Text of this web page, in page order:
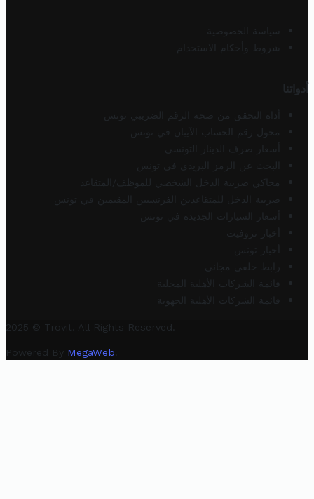
سياسة الخصوصية
شروط وأحكام الاستخدام
أدواتنا
أداة التحقق من صحة الرقم الضريبي تونس
محول رقم الحساب الآيبان في تونس
أسعار صرف الدينار التونسي
البحث عن الرمز البريدي في تونس
محاكي ضريبة الدخل الشخصي للموظف/المتقاعد
ضريبة الدخل للمتقاعدين الفرنسيين المقيمين في تونس
أسعار السيارات الجديدة في تونس
أخبار تروفيت
أخبار تونس
رابط خلفي مجاني
قائمة الشركات الأهلية المحلية
قائمة الشركات الأهلية الجهوية
2025 © Trovit. All Rights Reserved.
Powered By MegaWeb